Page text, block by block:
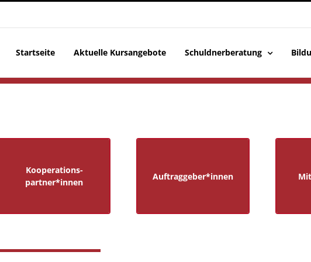
Startseite Aktuelle Kursangebote Schuldnerberatung
Kooperations-
partner*innen
Kooperations–
partner*innen
Auftraggeber*innen
geber*innen